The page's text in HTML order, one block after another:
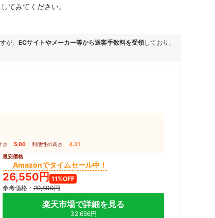
てみてください。
が、 ECサイトやメーカー等から送客手数料を受領しており、
さ 5.00 利便性の高さ 4.31
最安価格
Amazonでタイムセール中！
26,550円 11%OFF
参考価格： 29,800円
楽天市場で詳細を見る
32,656円